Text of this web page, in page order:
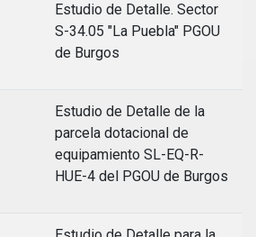
Estudio de Detalle. Sector
S-34.05 "La Puebla" PGOU
de Burgos
Estudio de Detalle de la
parcela dotacional de
equipamiento SL-EQ-R-
HUE-4 del PGOU de Burgos